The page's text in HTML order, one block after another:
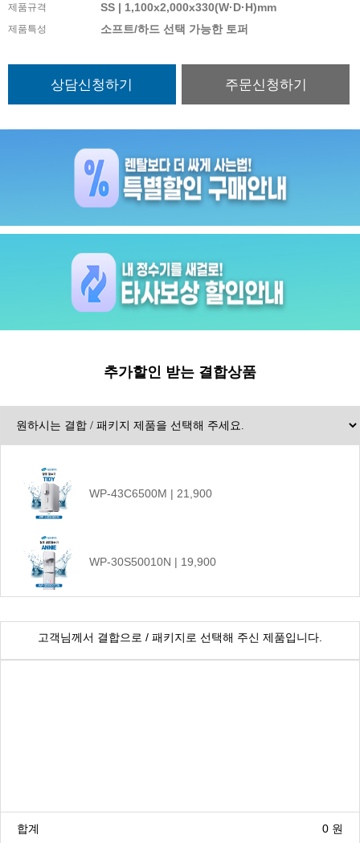
제품규격 SS | 1,100x2,000x330(W·D·H)mm
제품특성 소프트/하드 선택 가능한 토퍼
추가할인 받는 결합상품
WP-43C6500M | 21,900
WP-30S50010N | 19,900
CHP-1290D | 17,900
고객님께서 결합으로 / 패키지로 선택해 주신 제품입니다.
합계 0 원